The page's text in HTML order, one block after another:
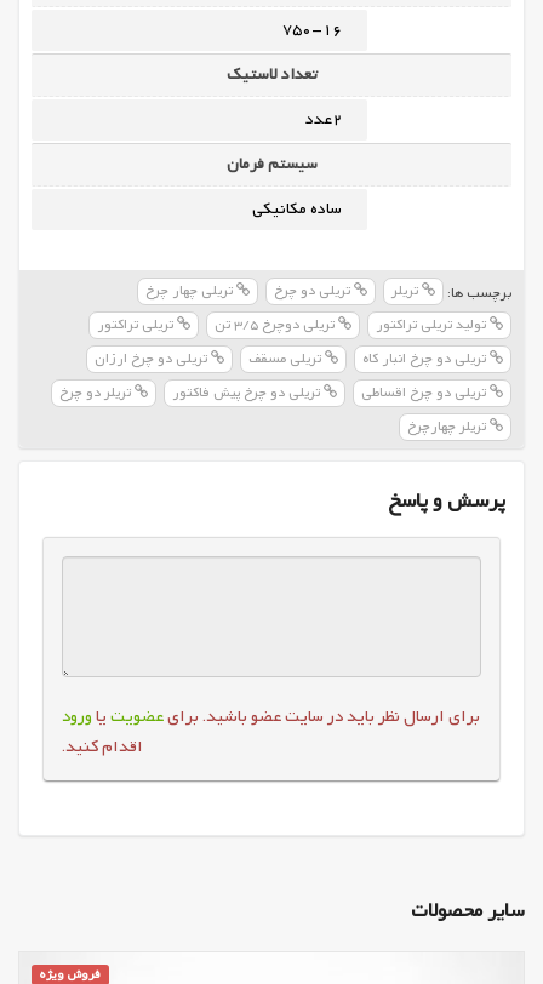
750-16
تعداد لاستیک
2عدد
سیستم فرمان
ساده مکانیکی
برچسب ها: تریلر تریلی دو چرخ
تریلی چهار چرخ
تولید تریلی تراکتور
تریلی دوچرخ 3/5 تن
تریلی تراکتور
تریلی دو چرخ انبار کاه
تریلی مسقف
تریلی دو چرخ ارزان
تریلی دو چرخ اقساطی
تریلی دو چرخ پیش فاکتور
تریلر دو چرخ
تریلر چهارچرخ
پرسش و پاسخ
برای ارسال نظر باید در سایت عضو باشید. برایعضویتیاورود
اقدام کنید.
سایر محصولات
فروش ویژه